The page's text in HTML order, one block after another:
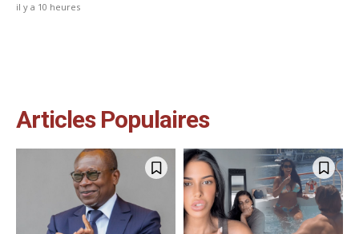
il y a 10 heures
Articles Populaires